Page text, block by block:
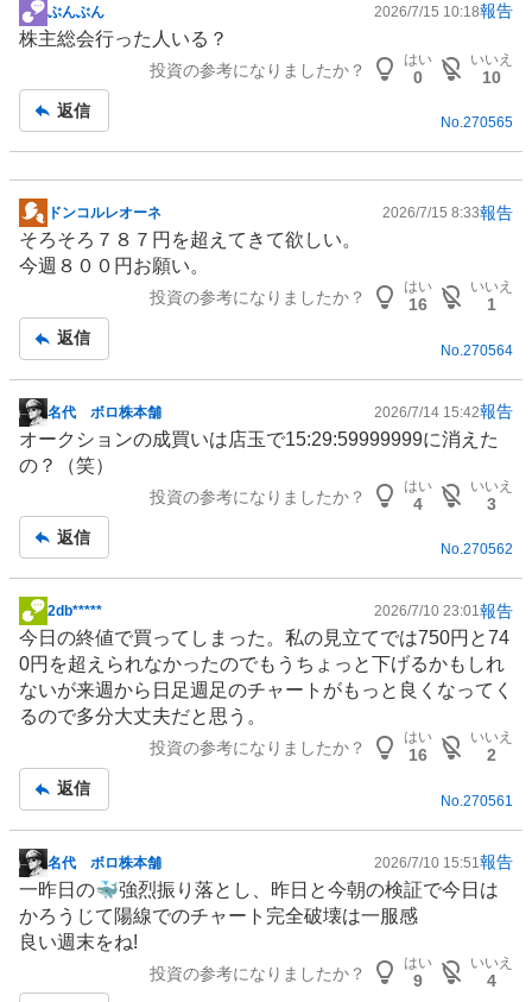
掲
示
事
ぶんぶん 2026/7/15 10:18報告
株主総会行った人いる？
投資の参考になりましたか？
はい
0
いいえ
10
返信
No.270565
掲
示
板
ドンコルレオーネ 2026/7/15 8:33報告
そろそろ７８７円を超えてきて欲しい。
今週８００円お願い。
投資の参考になりましたか？
はい
16
いいえ
1
返信
No. 270564
掲
示
板
名代 ボロ株本舗 2026/7/14 15:42報告
オークションの成買いは店玉で15:29:59999999に消えた
の？（笑）
投資の参考になりましたか？
はい
4
いいえ
3
返信
No.270562
掲
示
板
記
事
2db***** 2026/7/10 23:01報告
今日の終値で買ってしまった。私の見立てでは750円と74
0円を超えられなかったのでもうちょっと下げるかもしれ
ないが来週から日足週足のチャートがもっと良くなってく
るので多分大丈夫だと思う。
投資の参考になりましたか？
はい
16
いいえ
2
返信
No. 270561
掲
板
記
名代 ボロ株本舗 2026/7/10 15:51 報告
一昨日の🐳強烈振り落とし、昨日と今朝の検証で今日は
かろうじて陽線でのチャート完全破壊は一服感
良い週末をね!
投資の参考になりましたか？
はい
9
いいえ
4